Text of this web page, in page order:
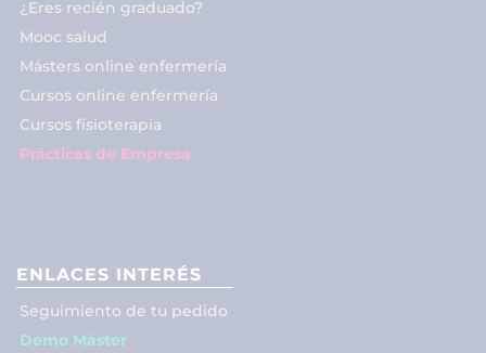
¿Eres recién graduado?
Mooc salud
Másters online enfermería
Cursos online enfermería
Cursos fisioterapia
Prácticas de Empresa
ENLACES INTERÉS
Seguimiento de tu pedido
Demo Máster